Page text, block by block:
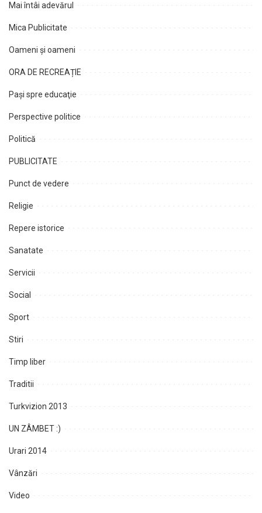
Mai întâi adevărul
Mica Publicitate
Oameni şi oameni
ORA DE RECREAȚIE
Paşi spre educaţie
Perspective politice
Politică
PUBLICITATE
Punct de vedere
Religie
Repere istorice
Sanatate
Servicii
Social
Sport
Stiri
Timp liber
Traditii
Turkvizion 2013
UN ZÂMBET :)
Urari 2014
Vânzări
Video